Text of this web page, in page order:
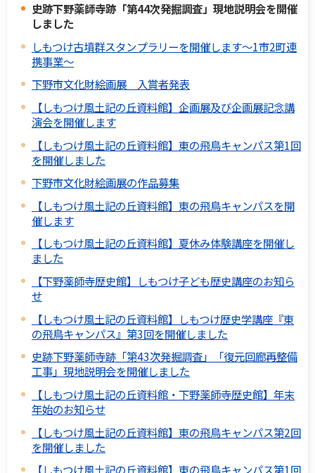
史跡下野薬師寺跡「第44次発掘調査」現地説明会を開催
しました
しもつけ古墳群スタンプラリーを開催します～1市2町連
携事業～
下野市文化財絵画展 入賞者発表
【しもつけ風土記の丘資料館】企画展及び企画展記念講
演会を開催します
【しもつけ風土記の丘資料館】東の飛鳥キャンパス第1回
を開催しました
下野市文化財絵画展の作品募集
【しもつけ風土記の丘資料館】東の飛鳥キャンパスを開
催します
【しもつけ風土記の丘資料館】夏休み体験講座を開催し
ました
【下野薬師寺歴史館】しもつけ子ども歴史講座のお知ら
せ
【しもつけ風土記の丘資料館】しもつけ歴史学講座『東
の飛鳥キャンパス』第3回を開催しました
史跡下野薬師寺跡「第43次発掘調査」「復元回廊再整備
工事」現地説明会を開催しました
【しもつけ風土記の丘資料館・下野薬師寺歴史館】年末
年始のお知らせ
【しもつけ風土記の丘資料館】東の飛鳥キャンパス第2回
を開催しました
【しもつけ風土記の丘資料館】東の飛鳥キャンパス第1回